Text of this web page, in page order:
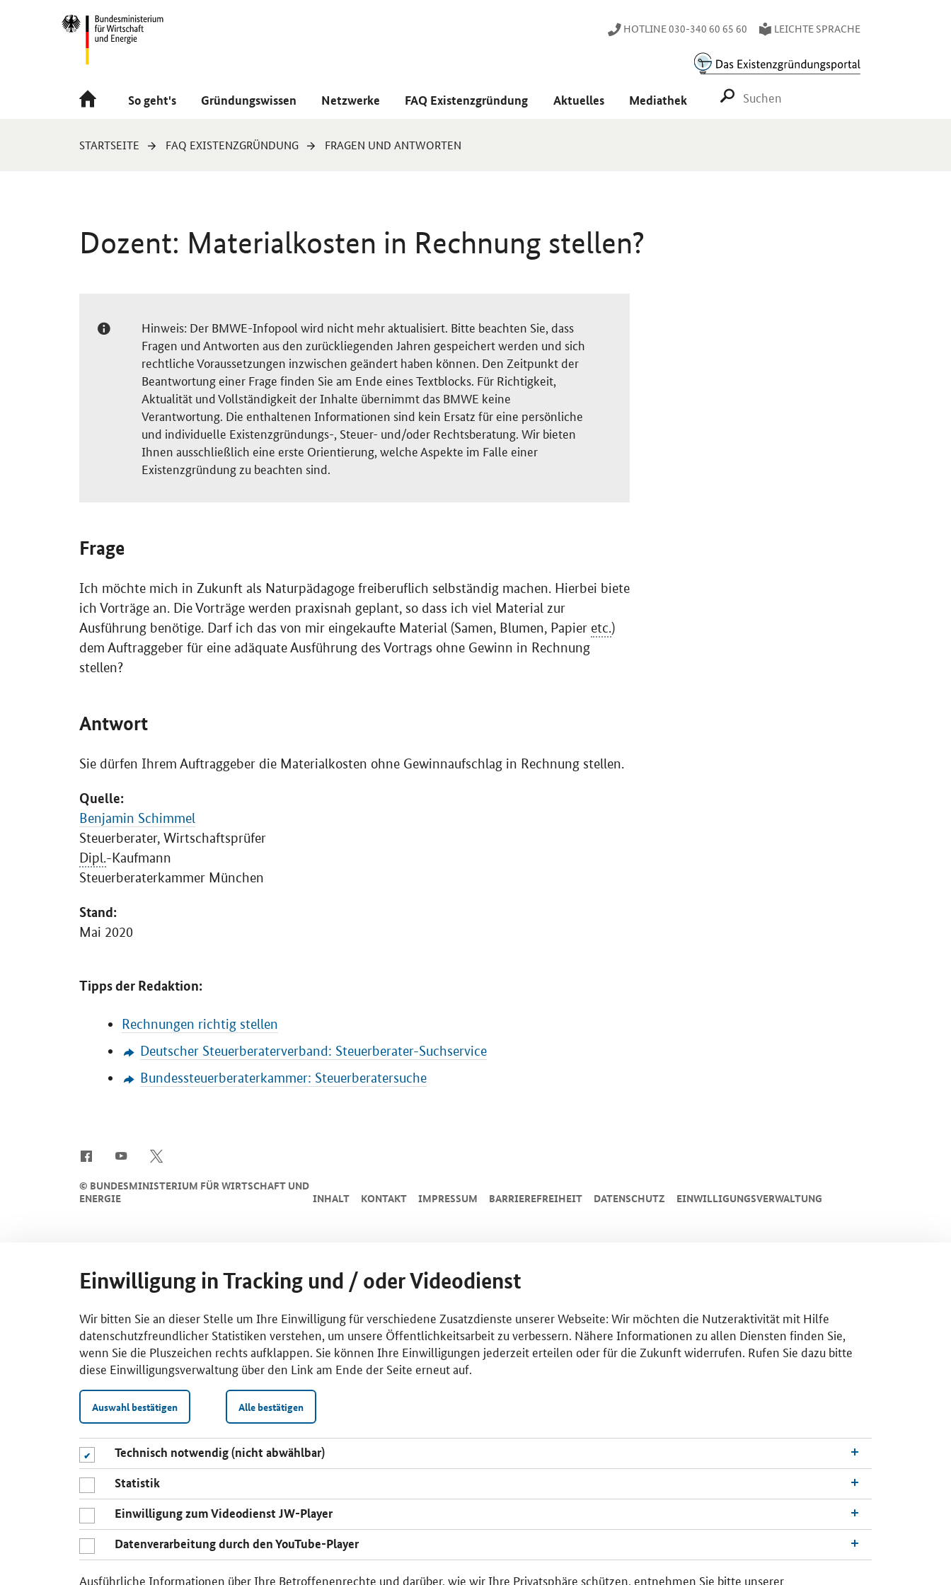
Navigation
Hauptmenü HOTLINE 030-340 60 65 60 LEICHTE SPRACHE
So geht's Gründungswissen Netzwerke FAQ Existenzgründung Aktuelles Mediathek SUCHE STARTEN
Sie
STARTSEITE FAQ EXISTENZGRÜNDUNG FRAGEN UND ANTWORTEN
Dozent: Materialkosten in Rechnung stellen?
Hinweis: Der BMWE-Infopool wird nicht mehr aktualisiert. Bitte beachten Sie, dass
Fragen und Antworten aus den zurückliegenden Jahren gespeichert werden und sich
rechtliche Voraussetzungen inzwischen geändert haben können. Den Zeitpunkt der
Beantwortung einer Frage finden Sie am Ende eines Textblocks. Für Richtigkeit,
Aktualität und Vollständigkeit der Inhalte übernimmt das BMWE keine
Verantwortung. Die enthaltenen Informationen sind kein Ersatz für eine persönliche
und individuelle Existenzgründungs-, Steuer- und/oder Rechtsberatung. Wir bieten
Ihnen ausschließlich eine erste Orientierung, welche Aspekte im Falle einer
Existenzgründung zu beachten sind.
Frage
Ich möchte mich in Zukunft als Naturpädagoge freiberuflich selbständig machen. Hierbei biete
ich Vorträge an. Die Vorträge werden praxisnah geplant, so dass ich viel Material zur
Ausführung benötige. Darf ich das von mir eingekaufte Material (Samen, Blumen, Papier etc.)
dem Auftraggeber für eine adäquate Ausführung des Vortrags ohne Gewinn in Rechnung
stellen?
Antwort
Sie dürfen Ihrem Auftraggeber die Materialkosten ohne Gewinnaufschlag in Rechnung stellen.
Quelle:
Benjamin Schimmel
Steuerberater, Wirtschaftsprüfer
Dipl.-Kaufmann
Steuerberaterkammer München
Stand:
Mai 2020
Tipps der Redaktion:
Rechnungen richtig stellen
Deutscher Steuerberaterverband: Steuerberater-Suchservice
Bundessteuerberaterkammer: Steuerberatersuche
© BUNDESMINISTERIUM FÜR WIRTSCHAFT UND
ENERGIE
INHALT KONTAKT IMPRESSUM BARRIEREFREIHEIT DATENSCHUTZ EINWILLIGUNGSVERWALTUNG
Einwilligung in Tracking und / oder Videodienst
Wir bitten Sie an dieser Stelle um Ihre Einwilligung für verschiedene Zusatzdienste unserer Webseite: Wir möchten die Nutzeraktivität mit Hilfe
datenschutzfreundlicher Statistiken verstehen, um unsere Öffentlichkeitsarbeit zu verbessern. Nähere Informationen zu allen Diensten finden Sie,
wenn Sie die Pluszeichen rechts aufklappen. Sie können Ihre Einwilligungen jederzeit erteilen oder für die Zukunft widerrufen. Rufen Sie dazu bitte
diese Einwilligungsverwaltung über den Link am Ende der Seite erneut auf.
Auswahl bestätigen Alle bestätigen
Technisch notwendig (nicht abwählbar)
Statistik
Einwilligung zum Videodienst JW-Player
Datenverarbeitung durch den YouTube-Player
Ausführliche Informationen über Ihre Betroffenenrechte und darüber, wie wir Ihre Privatsphäre schützen, entnehmen Sie bitte unserer